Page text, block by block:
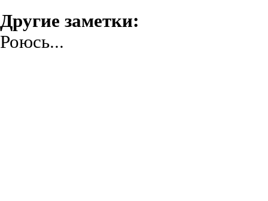
Другие заметки:
Роюсь...